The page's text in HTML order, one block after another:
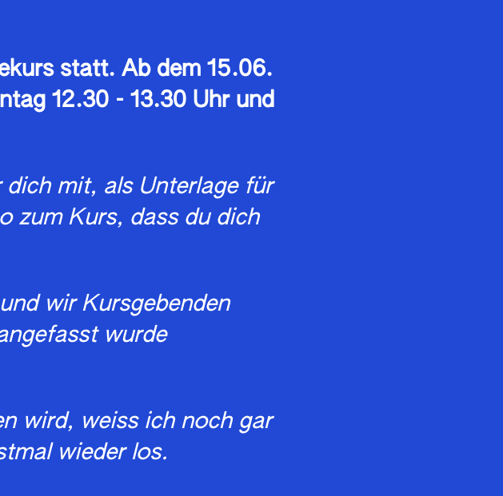
statt. Ab dem 15.06.
12.30 - 13.30 Uhr und
mit, als Unterlage für
zum Kurs, dass du dich
wir Kursgebenden
wurde
wird, weiss ich noch gar
wieder los.